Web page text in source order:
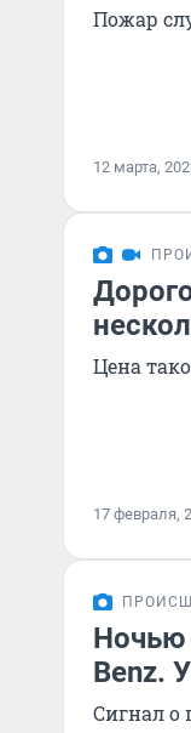
Пожар
12 марта,
Цена
17 февраля,
Ночью
Benz.
Сигнал о